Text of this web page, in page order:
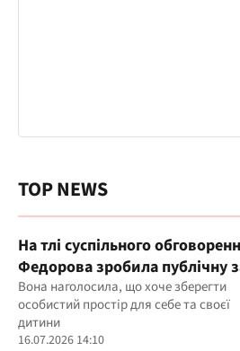
TOP NEWS
На тлі суспільного
Федорова зробила публічну
Вона наголосила, що хоче зберегти
особистий простір для себе та своєї
дитини
16.07.2026 14:10